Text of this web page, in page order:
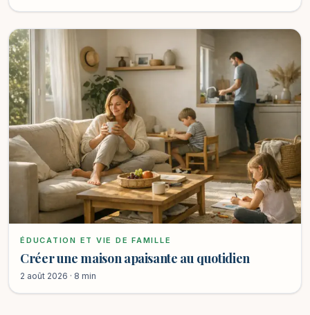
ÉDUCATION ET VIE DE FAMILLE
Créer une maison apaisante au quotidien
2 août 2026 · 8 min